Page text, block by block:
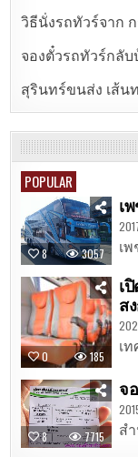
วิธีนั่งรถทัวร์จาก
จองตั๋วรถทัวร์กลั
สุรินทร์ขนส่ง เส้น
POPULAR
8 3057
เ
เ
0 185
เ
ส
เ
8 7715
จ
ส